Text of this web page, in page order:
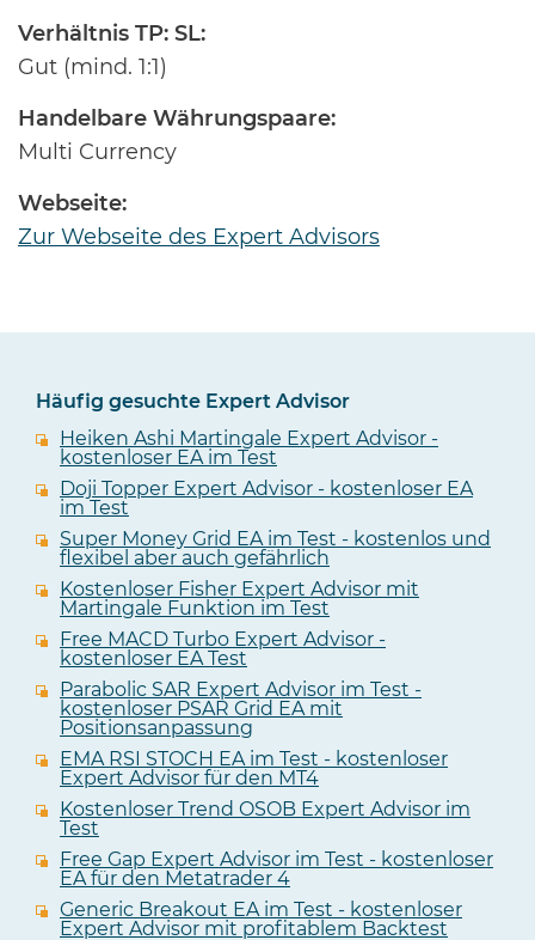
Verhältnis TP: SL:
Gut (mind. 1:1)
Handelbare Währungspaare:
Multi Currency
Webseite:
Zur Webseite des Expert Advisors
Häufig gesuchte Expert Advisor
Heiken Ashi Martingale Expert Advisor -
kostenloser EA im Test
Doji Topper Expert Advisor - kostenloser EA
im Test
Super Money Grid EA im Test - kostenlos und
flexibel aber auch gefährlich
Kostenloser Fisher Expert Advisor mit
Martingale Funktion im Test
Free MACD Turbo Expert Advisor -
kostenloser EA Test
Parabolic SAR Expert Advisor im Test -
kostenloser PSAR Grid EA mit
Positionsanpassung
EMA RSI STOCH EA im Test - kostenloser
Expert Advisor für den MT4
Kostenloser Trend OSOB Expert Advisor im
Test
Free Gap Expert Advisor im Test - kostenloser
EA für den Metatrader 4
Generic Breakout EA im Test - kostenloser
Expert Advisor mit profitablem Backtest